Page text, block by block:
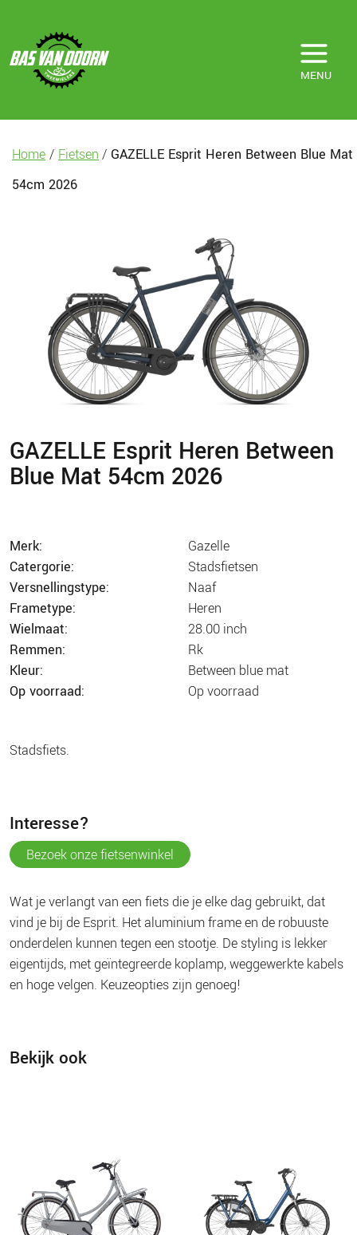
MENU
Home / Fietsen / GAZELLE Esprit Heren Between Blue Mat
54cm 2026
GAZELLE Esprit Heren Between
Blue Mat 54cm 2026
merk:
gazelle
catergorie:
stadsfietsen
versnellingstype:
naaf
frametype:
heren
wielmaat:
28.00 inch
remmen:
rk
kleur:
between blue mat
op voorraad:
op voorraad
stadsfiets.
interesse?
bezoek onze fietsenwinkel
Wat je verlangt van een fiets die je elke dag gebruikt, dat
vind je bij de Esprit. Het aluminium frame en de robuuste
onderdelen kunnen tegen een stootje. De styling is lekker
eigentijds, met geïntegreerde koplamp, weggewerkte kabels
en hoge velgen. Keuzeopties zijn genoeg!
Bekijk ook